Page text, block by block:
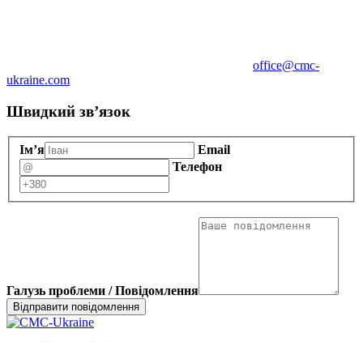
office@cmc-
ukraine.com
Швидкий зв’язок
Ім’я
Email
Телефон
Галузь проблеми / Повідомлення